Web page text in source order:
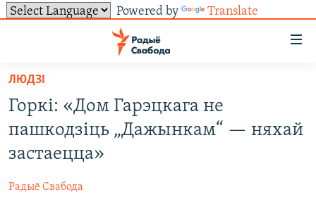
Powered by Translate
ўнівэрсальнага
доступу
Перайсьці
да
галоўнага
зьместу
да
УСЕ НАВІНЫ
ПАЛІТЫКА
ТОЛЬКІ НА СВАБОДЗЕ
ГІСТОРЫЯ НА СВАБОДЗЕ
ПАДЗЯЛІЦЦА ІНФАРМАЦЫЯЙ
RSS
ЛЮДЗІ
Горкі: «Дом Гарэцкага не
пашкодзіць „Дажынкам“ — няхай
застаецца»
Радыё Свабода